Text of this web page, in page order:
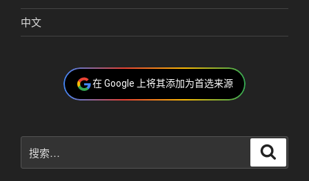
中文
在 Google 上将其添加为首选来源
索：